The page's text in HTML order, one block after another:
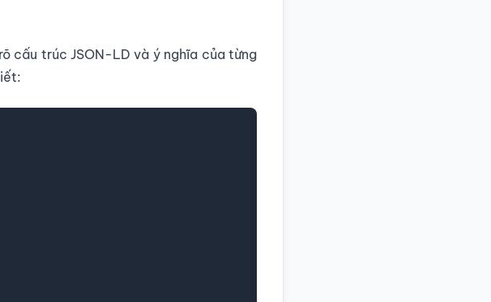
cấu trúc JSON-LD và ý nghĩa của từng